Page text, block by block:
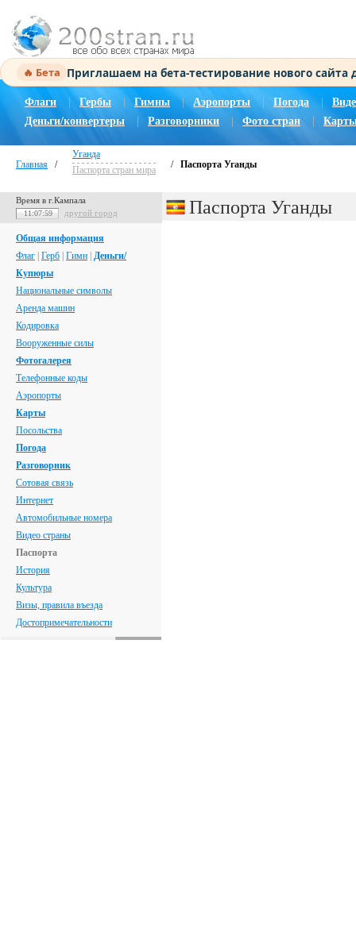
🔥 Бета Приглашаем на бета-тестирование нового
Флаги Гербы Гимны | Аэропорты Погода |
Деньги/конвертеры
Разговорники Фото стран
Главная /
Уганда
Паспорта стран мира
/ Паспорта Уганды
Время в г.Кампала
11:08:00 другой город
Общая информация
Флаг Герб Гимн Деньги/
Купюры
Национальные символы
Аренда машин
Кодировка
Вооруженные силы
Фотогалерея
Телефонные коды
Аэропорты
Карты
Посольства
Погода
Разговорник
Сотовая связь
Интернет
Автомобильные номера
Видео страны
Паспорта
История
Культура
Визы, правила въезда
Достопримечательности
Паспорта Уганды